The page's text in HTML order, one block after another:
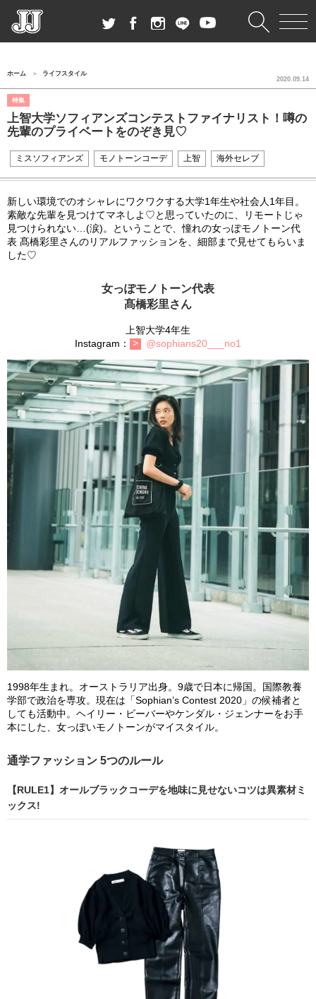
ホーム ライフスタイル
特集
上智大学ソフィアンズコンテストファイナリスト！噂の
先輩のプライベートをのぞき見♡
2020.09.14
ミスソフィアンズ モノトーンコーデ 上智 海外セレブ
新しい環境でのオシャレにワクワクする大学1年生や社会人1年目。
素敵な先輩を見つけてマネしよ♡と思っていたのに、リモートじゃ
見つけられない…(涙)。ということで、憧れの女っぽモノトーン代
表 髙橋彩里さんのリアルファッションを、細部まで見せてもらいま
した♡
女っぽモノトーン代表
髙橋彩里さん
上智大学4年生
Instagram：
@sophians20___no1
1998年生まれ。オーストラリア出身。9歳で日本に帰国。国際教養
学部で政治を専攻。現在は「Sophian’s Contest 2020」の候補者と
しても活動中。ヘイリー・ビーバーやケンダル・ジェンナーをお手
本にした、女っぽいモノトーンがマイスタイル。
通学ファッション 5つのルール
【RULE1】オールブラックコーデを地味に見せないコツは異素材ミ
ックス!